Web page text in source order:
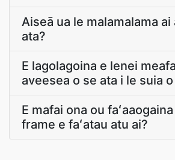
Aiseā ua le malamalama ai
ata?
E lagolagoina e lenei
aveesea o se ata i le suia
E mafai ona ou
frame e faʻatau atu ai?